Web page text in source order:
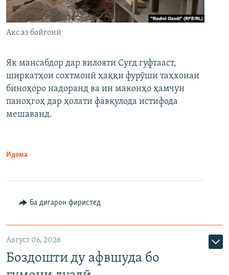
Акс аз бойгонӣ
Як мансабдор дар вилояти Суғд гуфтааст,
ширкатҳои сохтмонӣ ҳаққи фурӯши таҳхонаи
биноҳоро надоранд ва ин маконҳо ҳамчун
паноҳгоҳ дар ҳолати фавқулода истифода
мешаванд.
Идома
Ба дигарон фиристед
Август 06, 2026
Боздошти ду афвшуда бо